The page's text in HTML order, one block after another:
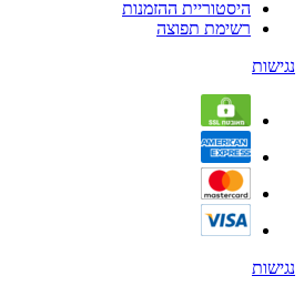
היסטוריית ההזמנות
רשימת תפוצה
נגישות
נגישות